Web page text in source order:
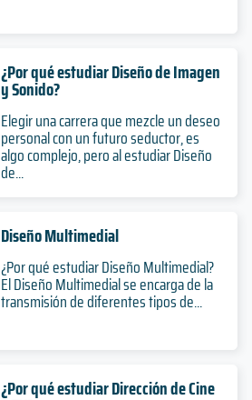
¿Por qué estudiar Diseño de Imagen
y Sonido?
Elegir una carrera que mezcle un deseo
personal con un futuro seductor, es
algo complejo, pero al estudiar Diseño
de...
Diseño Multimedial
¿Por qué estudiar Diseño Multimedial?
El Diseño Multimedial se encarga de la
transmisión de diferentes tipos de...
¿Por qué estudiar Dirección de Cine